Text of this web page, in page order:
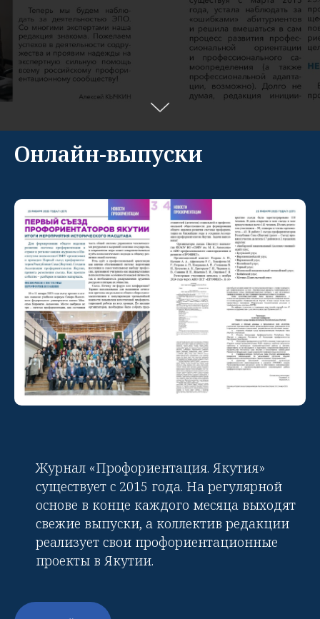
Онлайн-выпуски
Журнал «Профориентация. Якутия»
существует с 2015 года. На регулярной
основе в конце каждого месяца выходят
свежие выпуски, а коллектив редакции
реализует свои профориентационные
проекты в Якутии.